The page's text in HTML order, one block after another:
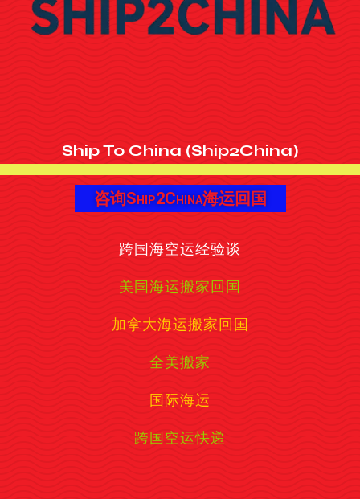
Ship To China (Ship2China)
咨询Ship2China海运回国
跨国海空运经验谈
美国海运搬家回国
加拿大海运搬家回国
全美搬家
国际海运
跨国空运快递